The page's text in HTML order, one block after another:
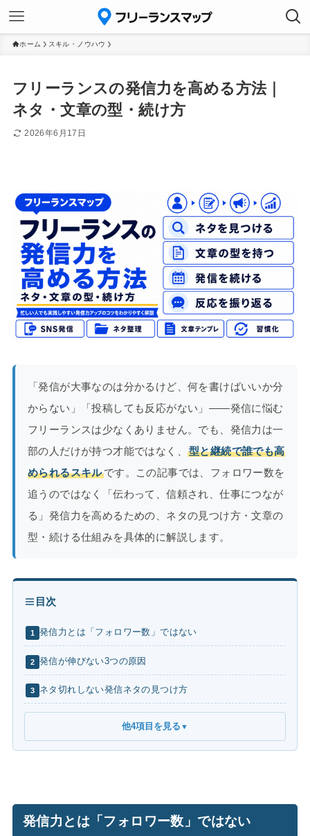
ホーム スキル・ノウハウ
フリーランスの発信力を高める方法｜
ネタ・文章の型・続け方
2026年6月17日
「発信が大事なのは分かるけど、何を書けばいいか分
からない」「投稿しても反応がない」——発信に悩む
フリーランスは少なくありません。でも、発信力は一
部の人だけが持つ才能ではなく、
型と継続で誰でも高
められるスキルです。この記事では、フォロワー数を
追うのではなく「伝わって、信頼され、仕事につなが
る」発信力を高めるための、ネタの見つけ方・文章の
型・続ける仕組みを具体的に解説します。
目次
1 発信力とは「フォロワー数」ではない
2 発信が伸びない3つの原因
3 ネタ切れしない発信ネタの見つけ方
他4項目を見る ▼
発信力とは「フォロワー数」ではない